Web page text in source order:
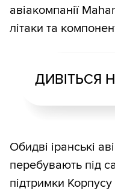
авіакомпанії
літаки та
ДИВІТЬСЯ
Обидві іранські
перебувають під
підтримки